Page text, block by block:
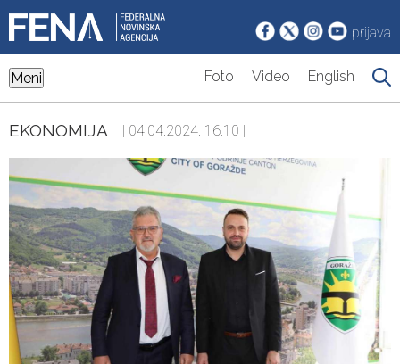
prijava
Meni Foto Video English
EKONOMIJA | 04.04.2024. 16:10 |